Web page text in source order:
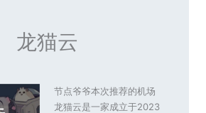
龙猫云
节点爷爷本次推荐的机场
龙猫云是一家成立于2023